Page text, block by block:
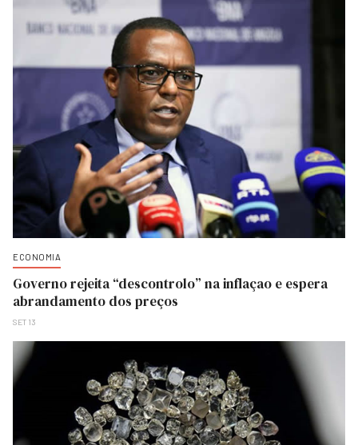
ECONOMIA
Governo rejeita “descontrolo” na inflaçao e espera
abrandamento dos preços
SET 13